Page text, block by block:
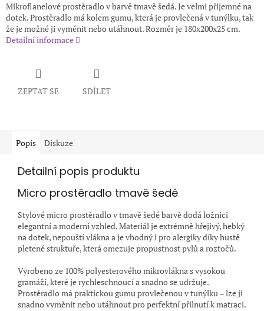
Mikroflanelové prostěradlo v barvě tmavě šedá. Je velmi přijemné na
dotek. Prostěradlo má kolem gumu, která je provlečená v tunýlku, tak
že je možné ji vyměnit nebo utáhnout. Rozměr je 180x200x25 cm.
Detailní informace
ZEPTAT SE SDÍLET
Popis Diskuze
Detailní popis produktu
Micro prostěradlo tmavě šedé
Stylové micro prostěradlo v tmavě šedé barvě dodá ložnici
elegantní a moderní vzhled. Materiál je extrémně hřejivý, hebký
na dotek, nepouští vlákna a je vhodný i pro alergiky díky hustě
pletené struktuře, která omezuje propustnost pylů a roztočů.
Vyrobeno ze 100% polyesterového mikrovlákna s vysokou
gramáží, které je rychleschnoucí a snadno se udržuje.
Prostěradlo má praktickou gumu provlečenou v tunýlku – lze ji
snadno vyměnit nebo utáhnout pro perfektní přilnutí k matraci.